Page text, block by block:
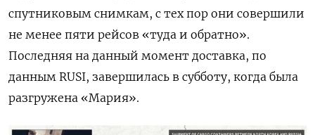
спутниковым снимкам, с тех пор они совершили
не менее пяти рейсов «туда и обратно».
Последняя на данный момент доставка, по
данным RUSI, завершилась в субботу, когда была
разгружена «Мария».